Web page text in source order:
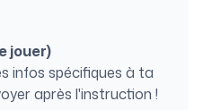
jouer)
infos spécifiques à ta
après l'instruction !